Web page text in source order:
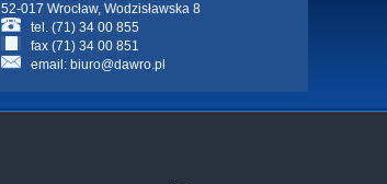
52-017 Wrocław, Wodzisławska 8
tel. (71) 34 00 855
fax (71) 34 00 851
email: biuro@dawro.pl